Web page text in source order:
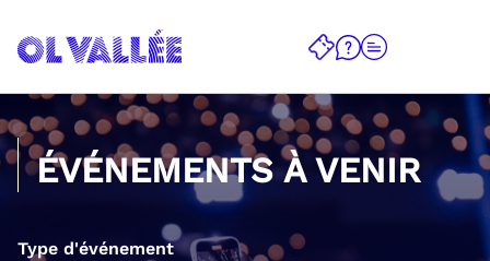
ÉVÉNEMENTS À VENIR
Type d'événement